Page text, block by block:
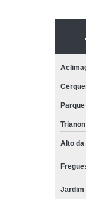
Alto da
Jardim